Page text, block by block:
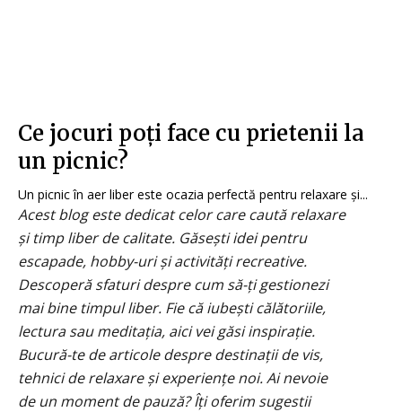
Ce jocuri poți face cu prietenii la
un picnic?
Un picnic în aer liber este ocazia perfectă pentru relaxare și...
Acest blog este dedicat celor care caută relaxare
și timp liber de calitate. Găsești idei pentru
escapade, hobby-uri și activități recreative.
Descoperă sfaturi despre cum să-ți gestionezi
mai bine timpul liber. Fie că iubești călătoriile,
lectura sau meditația, aici vei găsi inspirație.
Bucură-te de articole despre destinații de vis,
tehnici de relaxare și experiențe noi. Ai nevoie
de un moment de pauză? Îți oferim sugestii